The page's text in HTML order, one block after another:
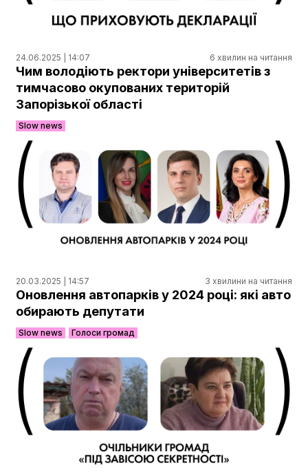
24.06.2025 | 14:07 6 хвилин на читання
Чим володіють ректори університетів з
тимчасово окупованих територій
Запорізької області
Slow news
20.03.2025 | 14:57 3 хвилини на читання
Оновлення автопарків у 2024 році: які авто
обирають депутати
Slow news Голоси громад